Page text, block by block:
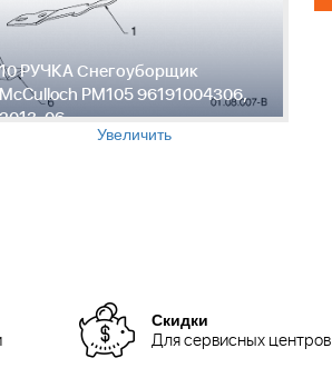
РУЧКА Снегоуборщик
McCulloch PM105 96191004306,
06
Увеличить
Скидки
Для сервисных центров